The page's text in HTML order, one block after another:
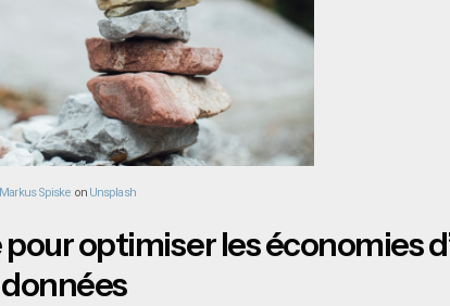
Markus Spiske on Unsplash
optimiser les économies